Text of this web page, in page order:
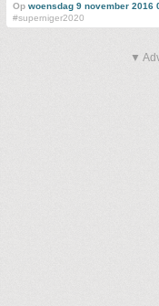
Op woensdag 9 november 2016
#superniger2020
▼